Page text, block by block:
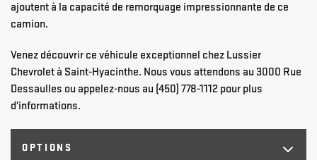
ajoutent à la capacité de remorquage impressionnante de ce
camion.
Venez découvrir ce véhicule exceptionnel chez Lussier
Chevrolet à Saint-Hyacinthe. Nous vous attendons au 3000 Rue
Dessaulles ou appelez-nous au (450) 778-1112 pour plus
d'informations.
OPTIONS